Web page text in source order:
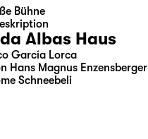
Bühne
Albas Haus
García Lorca
Hans Magnus Enzensberger
Schneebeli